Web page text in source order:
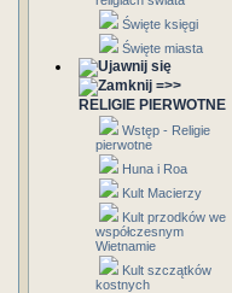
Święte księgi
Święte miasta
=>>
RELIGIE PIERWOTNE
Wstęp - Religie
pierwotne
Huna i Roa
Kult Macierzy
Kult przodków we
współczesnym
Wietnamie
Kult szczątków
kostnych